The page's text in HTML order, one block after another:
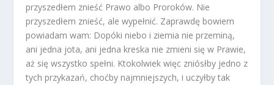
przyszedłem znieść Prawo albo Proroków. Nie
przyszedłem znieść, ale wypełnić. Zaprawdę bowiem
powiadam wam: Dopóki niebo i ziemia nie przeminą,
ani jedna jota, ani jedna kreska nie zmieni się w Prawie,
aż się wszystko spełni. Ktokolwiek więc zniósłby jedno z
tych przykazań, choćby najmniejszych, i uczyłby tak